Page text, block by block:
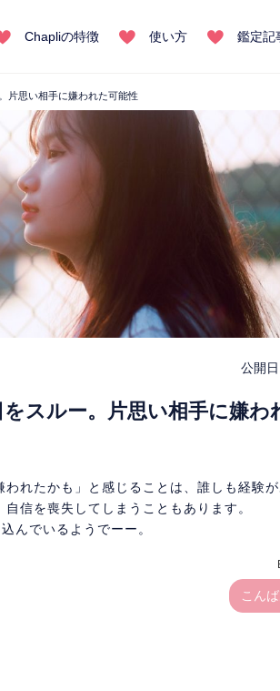
Chapliの特徴 使い方 鑑定記
片思い相手に嫌われた可能性
公開
スルー。片思い相手に嫌わ
れたかも」と感じることは、誰しも経験が
信を喪失してしまうこともあります。
んでいるようでーー。
こん